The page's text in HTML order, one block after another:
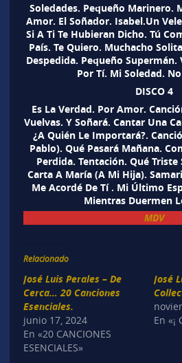
Soledades. Pequeño Marinero.
Amor. El Soñador. Isabel.Un
Si A Ti Te Hubieran Dicho. Tú
País. Te Quiero. Muchacho
Despedida. Pequeño Supermán.
Por Tí. Mi Soledad. No
DISCO 4
Es La Verdad. Por Amor.
Vuelvas. Y Soñará. Cantar Una
¿A Quién Le Importará?.
Pablo). Qué Pasará Mañana.
Perdida. Tentación. Qué Triste
Carta A María (A Mi Hija).
Me Acordé De Tí . Mi Último
Mientras Duermen
MDV
Relacionado
José Luis Perales – De
Cerca… 20 Canciones
Esenciales.
junio 17, 2024
En «20 CANCIONES
ESENCIALES»
José
En «¡